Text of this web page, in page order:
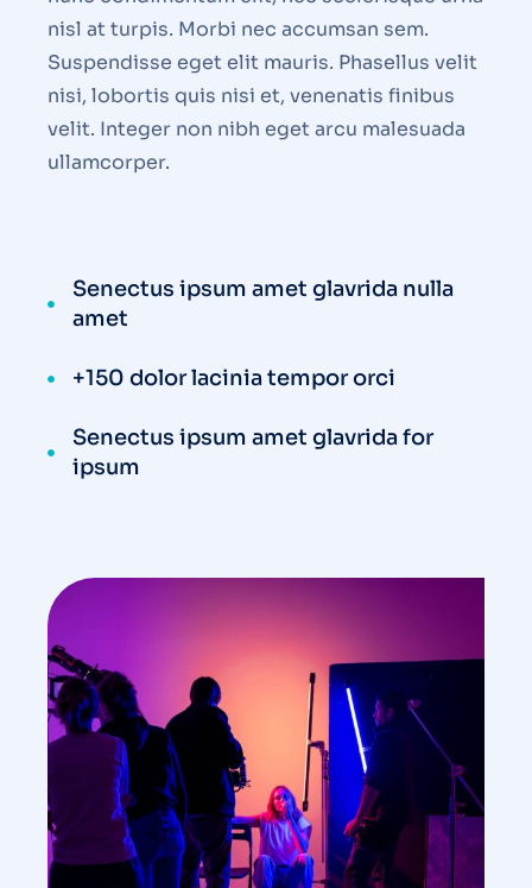
nisl at turpis. Morbi nec accumsan sem.
Suspendisse eget elit mauris. Phasellus velit
nisi, lobortis quis nisi et, venenatis finibus
velit. Integer non nibh eget arcu malesuada
ullamcorper.
Senectus ipsum amet glavrida nulla
amet
+150 dolor lacinia tempor orci
Senectus ipsum amet glavrida for
ipsum